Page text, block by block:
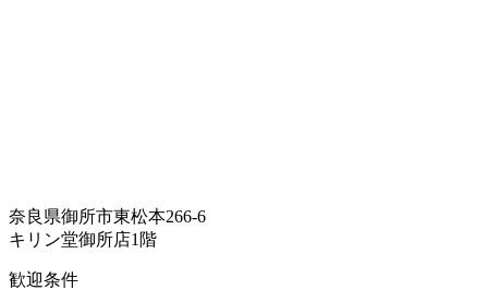
奈良県御所市東松本266-6
キリン堂御所店1階
歓迎条件